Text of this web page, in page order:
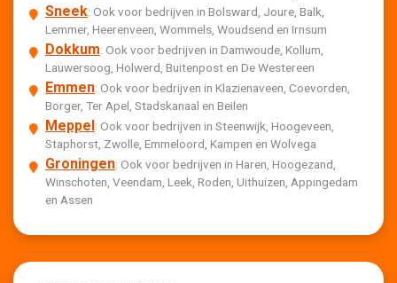
Sneek: Ook voor bedrijven in Bolsward, Joure, Balk,
Lemmer, Heerenveen, Wommels, Woudsend en Irnsum
Dokkum: Ook voor bedrijven in Damwoude, Kollum,
Lauwersoog, Holwerd, Buitenpost en De Westereen
Emmen: Ook voor bedrijven in Klazienaveen, Coevorden,
Borger, Ter Apel, Stadskanaal en Beilen
Meppel : Ook voor bedrijven in Steenwijk, Hoogeveen,
Staphorst, Zwolle, Emmeloord, Kampen en Wolvega
Groningen: Ook voor bedrijven in Haren, Hoogezand,
Winschoten, Veendam, Leek, Roden, Uithuizen, Appingedam
en Assen